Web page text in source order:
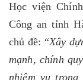
Học viện
Công an tỉnh
chủ đề: “Xây
mạnh, chính
nhiệm vụ